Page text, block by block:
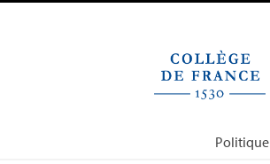
Politique